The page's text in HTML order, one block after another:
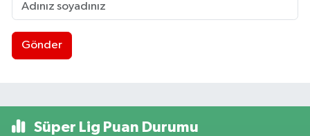
Gönder
Süper Lig Puan Durumu